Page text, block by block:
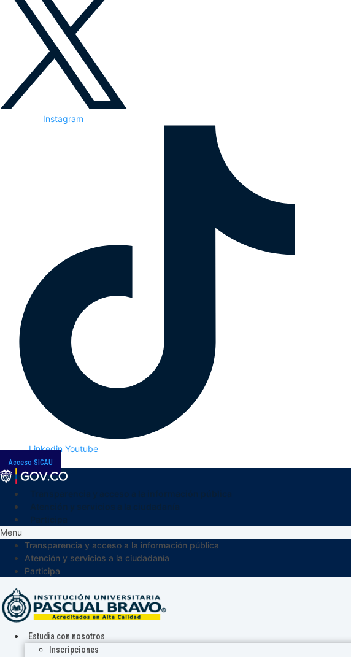
Instagram
Linkedin Youtube
Acceso SICAU
Menu
Transparencia y acceso a la información pública
Atención y servicios a la ciudadanía
Participa
Estudia con nosotros
Inscripciones